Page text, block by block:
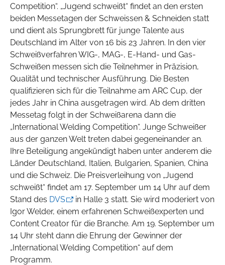
Competition“. „Jugend schweißt“ findet an den ersten
beiden Messetagen der Schweissen & Schneiden statt
und dient als Sprungbrett für junge Talente aus
Deutschland im Alter von 16 bis 23 Jahren. In den vier
Schweißverfahren WIG-, MAG-, E-Hand- und Gas-
Schweißen messen sich die Teilnehmer in Präzision,
Qualität und technischer Ausführung. Die Besten
qualifizieren sich für die Teilnahme am ARC Cup, der
jedes Jahr in China ausgetragen wird. Ab dem dritten
Messetag folgt in der Schweißarena dann die
„International Welding Competition“. Junge Schweißer
aus der ganzen Welt treten dabei gegeneinander an.
Ihre Beteiligung angekündigt haben unter anderem die
Länder Deutschland, Italien, Bulgarien, Spanien, China
und die Schweiz. Die Preisverleihung von „Jugend
schweißt“ findet am 17. September um 14 Uhr auf dem
Stand des DVS
in Halle 3 statt. Sie wird moderiert von
Igor Welder, einem erfahrenen Schweißexperten und
Content Creator für die Branche. Am 19. September um
14 Uhr steht dann die Ehrung der Gewinner der
„International Welding Competition“ auf dem
Programm.